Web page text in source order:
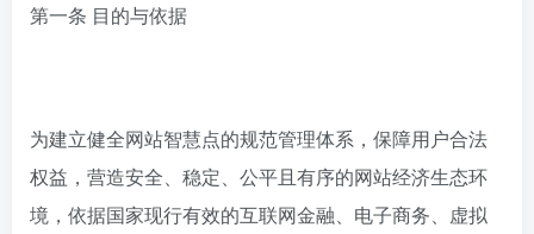
第一条 目的与依据
为建立健全网站智慧点的规范管理体系，保障用户合法
权益，营造安全、稳定、公平且有序的网站经济生态环
境，依据国家现行有效的互联网金融、电子商务、虚拟